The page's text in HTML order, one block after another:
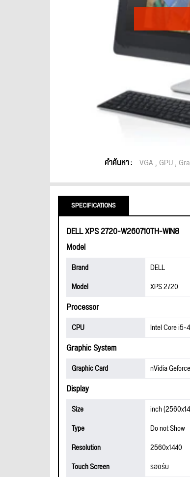
คำค้นหา : VGA GPU
SPECIFICATIONS
DELL XPS 2720-W260710TH-WIN8
Model
Brand
DELL
Model
XPS 2720
Processor
CPU Intel Core i5-
Graphic System
Graphic Card nVidia
Display
Size
inch
Type
Do not Show
Resolution
2560x1440
Touch Screen
รองรับ